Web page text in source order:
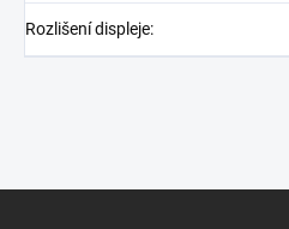
Rozlišení displeje: